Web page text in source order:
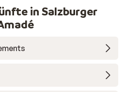
in Salzburger